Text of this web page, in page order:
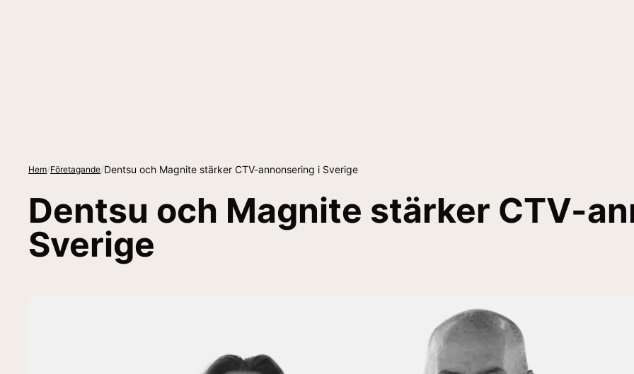
Hem/Företagande/Dentsu och Magnite stärker CTV-annonsering i Sverige
Dentsu och Magnite stärker CTV-
Sverige